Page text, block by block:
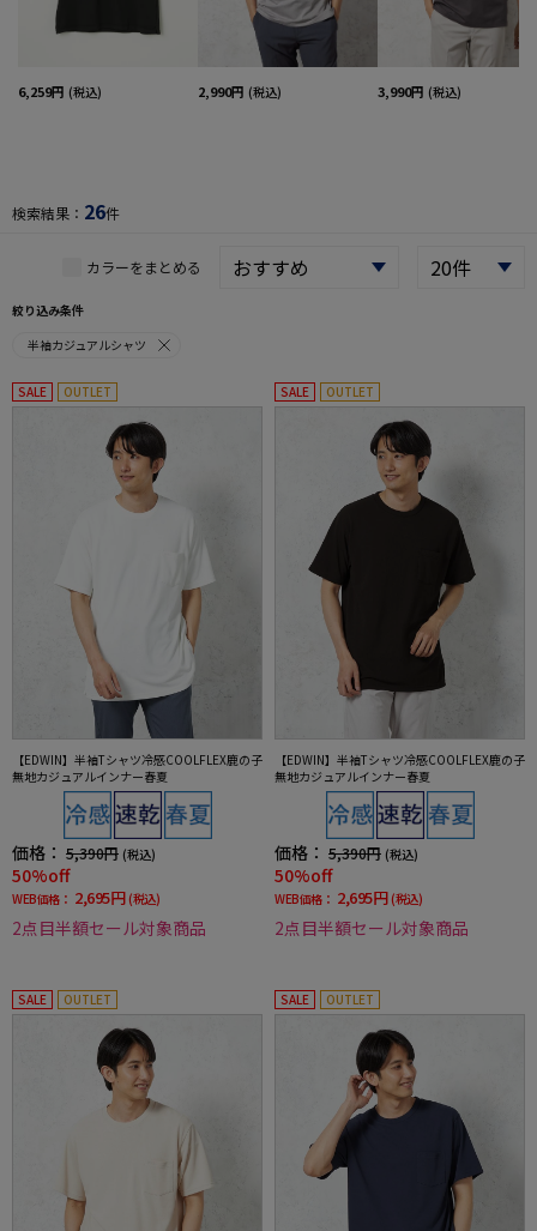
6,259円 (税込) 2,990円 (税込) 3,990円 (税込)
検索結果： 26件
カラーをまとめる
絞り込み条件
半袖カジュアルシャツ
SALE OUTLET
【EDWIN】半袖Tシャツ冷感COOLFLEX鹿の子
無地カジュアルインナー春夏
価格： 5,390円 (税込)
50%off
WEB価格： 2,695円 (税込)
2点目半額セール対象商品
SALE OUTLET
【EDWIN】半袖Tシャツ冷感COOLFLEX鹿の子
無地カジュアルインナー春夏
価格： 5,390円 (税込)
50%off
WEB価格： 2,695円 (税込)
2点目半額セール対象商品
SALE OUTLET SALE OUTLET